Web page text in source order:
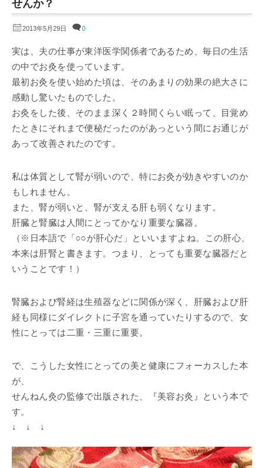
せんか？
2013年5月29日 0
実は、夫の仕事が東洋医学関係者であるため、毎日の生活
の中でお灸を使っています。
最初お灸を使い始めた頃は、そのあまりの効果の絶大さに
感動し驚いたものでした。
お灸をした後、そのまま深く２時間くらい眠って、目覚め
たときにそれまで便秘だったのがあっという間にお通じが
あって改善されたのです。
私は体質として腎が弱いので、特にお灸が効きやすいのか
もしれません。
また、腎が弱いと、腎が支える肝も弱くなります。
肝臓と腎臓は人間にとってかなり重要な臓器。
（※日本語で「○○が肝心だ」といいますよね。この肝心、
本来は肝腎と書きます。つまり、とっても重要な臓器だと
いうことです！）
腎臓および腎経は生殖器などに関係が深く、肝臓および肝
経も同様にダイレクトに子宮を通っていたりするので、女
性にとっては二重・三重に重要。
で、こうした女性にとっての美と健康にフォーカスした本
が、
せんねん灸の監修で出版された、『美容お灸』という本で
す。
↓ ↓ ↓